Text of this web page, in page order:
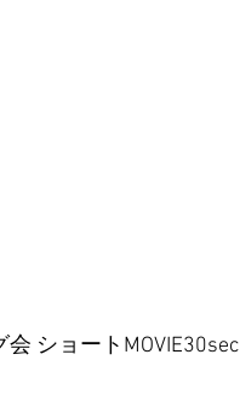
ショートMOVIE30sec